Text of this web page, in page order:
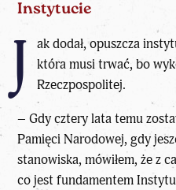
Instytucie
J
ak dodał, opuszcza
która musi trwać, bo
Rzeczpospolitej.
– Gdy cztery lata temu
Pamięci Narodowej, gdy
stanowiska, mówiłem, że z
co jest fundamentem